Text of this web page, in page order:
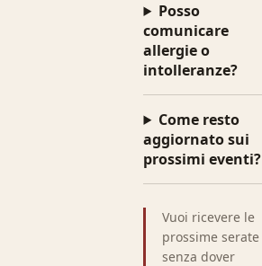
Posso
comunicare
allergie o
intolleranze?
Come resto
aggiornato sui
prossimi eventi?
Vuoi ricevere le
prossime serate
senza dover